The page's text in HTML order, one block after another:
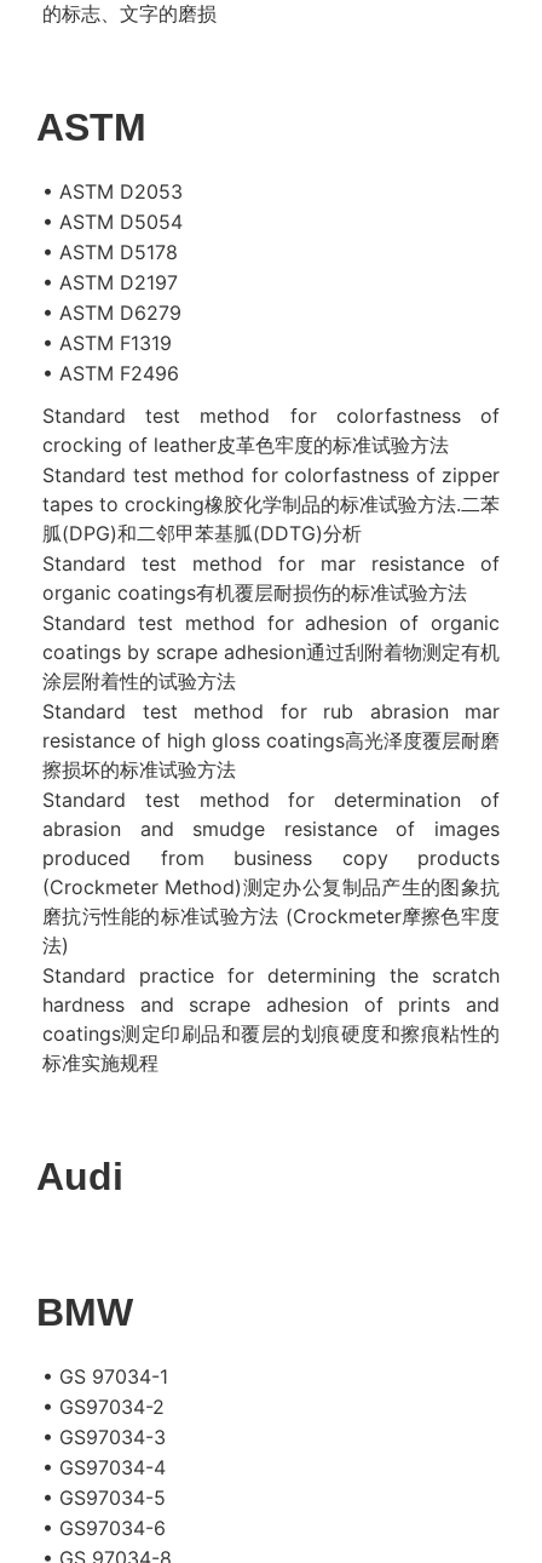
的标志、文字的磨损
ASTM
• ASTM D2053
• ASTM D5054
• ASTM D5178
• ASTM D2197
• ASTM D6279
• ASTM F1319
• ASTM F2496
Standard test method for colorfastness of
crocking of leather皮革色牢度的标准试验方法
Standard test method for colorfastness of zipper
tapes to crocking橡胶化学制品的标准试验方法.二苯
胍(DPG)和二邻甲苯基胍(DDTG)分析
Standard test method for mar resistance of
organic coatings有机覆层耐损伤的标准试验方法
Standard test method for adhesion of organic
coatings by scrape adhesion通过刮附着物测定有机
涂层附着性的试验方法
Standard test method for rub abrasion mar
resistance of high gloss coatings高光泽度覆层耐磨
擦损坏的标准试验方法
Standard test method for determination of
abrasion and smudge resistance of images
produced from business copy products
(Crockmeter Method)测定办公复制品产生的图象抗
磨抗污性能的标准试验方法 (Crockmeter摩擦色牢度
法)
Standard practice for determining the scratch
hardness and scrape adhesion of prints and
coatings测定印刷品和覆层的划痕硬度和擦痕粘性的
标准实施规程
Audi
BMW
• GS 97034-1
• GS97034-2
• GS97034-3
• GS97034-4
• GS97034-5
• GS97034-6
• GS 97034-8